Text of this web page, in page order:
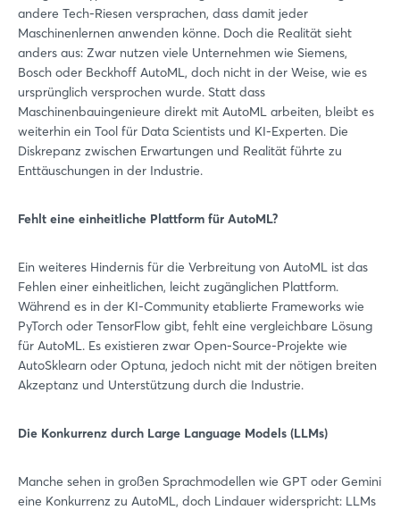
andere Tech-Riesen versprachen, dass damit jeder
Maschinenlernen anwenden könne. Doch die Realität sieht
anders aus: Zwar nutzen viele Unternehmen wie Siemens,
Bosch oder Beckhoff AutoML, doch nicht in der Weise, wie es
ursprünglich versprochen wurde. Statt dass
Maschinenbauingenieure direkt mit AutoML arbeiten, bleibt es
weiterhin ein Tool für Data Scientists und KI-Experten. Die
Diskrepanz zwischen Erwartungen und Realität führte zu
Enttäuschungen in der Industrie.
Fehlt eine einheitliche Plattform für AutoML?
Ein weiteres Hindernis für die Verbreitung von AutoML ist das
Fehlen einer einheitlichen, leicht zugänglichen Plattform.
Während es in der KI-Community etablierte Frameworks wie
PyTorch oder TensorFlow gibt, fehlt eine vergleichbare Lösung
für AutoML. Es existieren zwar Open-Source-Projekte wie
AutoSklearn oder Optuna, jedoch nicht mit der nötigen breiten
Akzeptanz und Unterstützung durch die Industrie.
Die Konkurrenz durch Large Language Models (LLMs)
Manche sehen in großen Sprachmodellen wie GPT oder Gemini
eine Konkurrenz zu AutoML, doch Lindauer widerspricht: LLMs